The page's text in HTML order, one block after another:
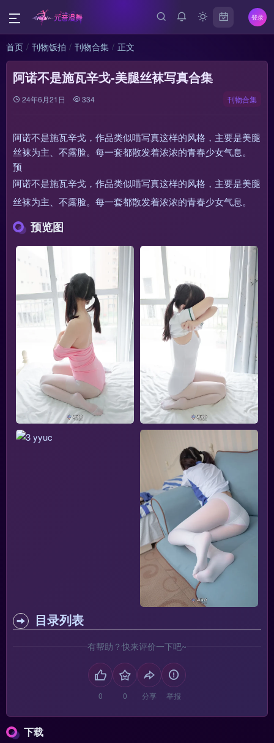
登录
首页 刊物饭拍 刊物合集 正文
阿诺不是施瓦辛戈-美腿丝袜写真合集
24年6月21日 334 刊物合集
阿诺不是施瓦辛戈，作品类似喵写真这样的风格，主要是美腿
丝袜为主、不露脸。每一套都散发着浓浓的青春少女气息。
预
阿诺不是施瓦辛戈，作品类似喵写真这样的风格，主要是美腿
丝袜为主、不露脸。每一套都散发着浓浓的青春少女气息。
预览图
目录列表
有帮助？快来评价一下吧~
分享 举报
下载